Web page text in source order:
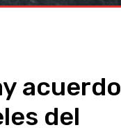
acuerdo
del